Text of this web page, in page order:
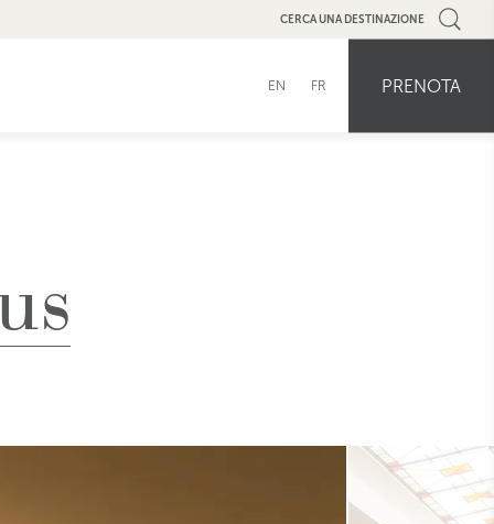
CERCA UNA DESTINAZIONE
EN FR PRENOTA